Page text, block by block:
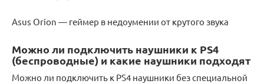
Asus Orion — геймер в недоумении от крутого звука
Можно ли подключить наушники к PS4
(беспроводные) и какие наушники подходят
Можно ли подключить к PS4 наушники без специальной